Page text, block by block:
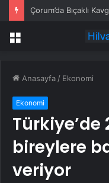
Çorum’da Bıçaklı
Menü
Anasayfa / Ekonomi
Ekonomi
bireylere
veriyor